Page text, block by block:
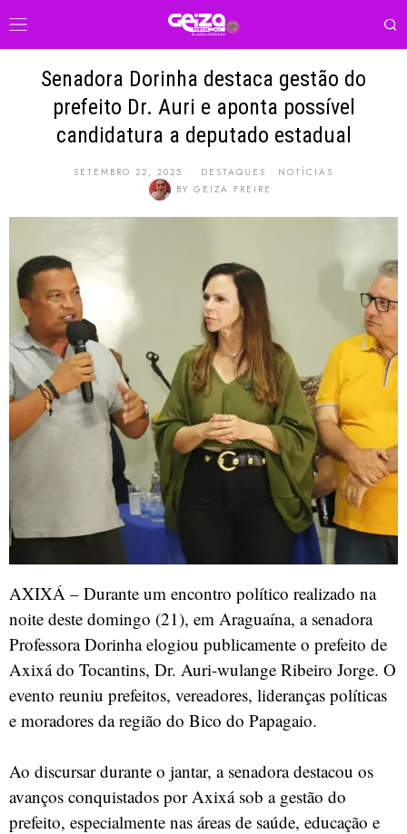
Senadora Dorinha destaca gestão do
prefeito Dr. Auri e aponta possível
candidatura a deputado estadual
SETEMBRO 22, 2025 DESTAQUES · NOTÍCIAS
BY GEIZA FREIRE
AXIXÁ – Durante um encontro político realizado na
noite deste domingo (21), em Araguaína, a senadora
Professora Dorinha elogiou publicamente o prefeito de
Axixá do Tocantins, Dr. Auri-wulange Ribeiro Jorge. O
evento reuniu prefeitos, vereadores, lideranças políticas
e moradores da região do Bico do Papagaio.
Ao discursar durante o jantar, a senadora destacou os
avanços conquistados por Axixá sob a gestão do
prefeito, especialmente nas áreas de saúde, educação e